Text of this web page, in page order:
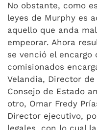
No obstante, como
leyes de Murphy es
aquello que anda
empeorar. Ahora
se venció el encargo
comisionados
Velandia, Director
Consejo de Estado
otro, Omar Fredy
Director ejecutivo,
legales, con lo cual